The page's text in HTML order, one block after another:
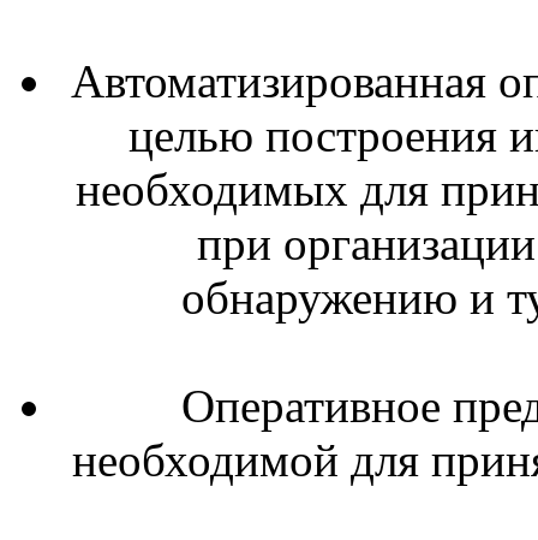
Автоматизированная
целью построения
необходимых для
при
обнаружению и
Оперативное
необходимой для